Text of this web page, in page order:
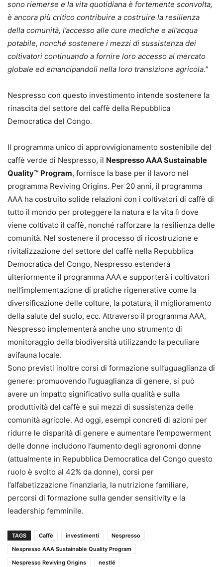
sono riemerse e la vita quotidiana è fortemente sconvolta,
è ancora più critico contribuire a costruire la resilienza
della comunità, l’accesso alle cure mediche e all’acqua
potabile, nonché sostenere i mezzi di sussistenza dei
coltivatori continuando a fornire loro accesso al mercato
globale ed emancipandoli nella loro transizione agricola.”
Nespresso con questo investimento intende sostenere la
rinascita del settore del caffè della Repubblica
Democratica del Congo.
Il programma unico di approvvigionamento sostenibile del
caffè verde di Nespresso, il Nespresso AAA Sustainable
Quality™ Program, fornisce la base per il lavoro nel
programma Reviving Origins. Per 20 anni, il programma
AAA ha costruito solide relazioni con i coltivatori di caffè di
tutto il mondo per proteggere la natura e la vita lì dove
viene coltivato il caffè, nonché rafforzare la resilienza delle
comunità. Nel sostenere il processo di ricostruzione e
rivitalizzazione del settore del caffè nella Repubblica
Democratica del Congo, Nespresso estenderà
ulteriormente il programma AAA e supporterà i coltivatori
nell’implementazione di pratiche rigenerative come la
diversificazione delle colture, la potatura, il miglioramento
della salute del suolo, ecc. Attraverso il programma AAA,
Nespresso implementerà anche uno strumento di
monitoraggio della biodiversità utilizzando la peculiare
avifauna locale.
Sono previsti inoltre corsi di formazione sull’uguaglianza di
genere: promuovendo l’uguaglianza di genere, si può
avere un impatto significativo sulla qualità e sulla
produttività del caffè e sui mezzi di sussistenza delle
comunità agricole. Ad oggi, esempi concreti di azioni per
ridurre le disparità di genere e aumentare l’empowerment
delle donne includono l’aumento degli agronomi donne
(attualmente in Repubblica Democratica del Congo questo
ruolo è svolto al 42% da donne), corsi per
l’alfabetizzazione finanziaria, la nutrizione familiare,
percorsi di formazione sulla gender sensitivity e la
leadership femminile.
TAGS Caffè investimenti
Nespresso
Nespresso AAA Sustainable Quality Program
Nespresso Reviving Origins
nestlé